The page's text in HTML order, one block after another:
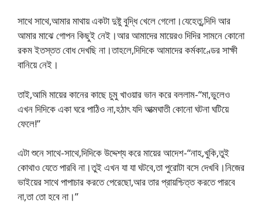
সাথে সাথে,আমার মাথায় একটা দুষ্টু বুদ্ধি খেলে গেলো।যেহেতু,দিদি আর
আমার মাঝে গোপন কিছুই নেই।আর আমাদের মায়েরও দিদির সামনে কোনো
রকম ইতস্তত বোধ দেখছি না।তাহলে,দিদিকে আমাদের কর্মকাণ্ডের সাক্ষী
বানিয়ে নেই।
তাই,আমি মায়ের কানের কাছে চুমু খাওয়ার ভান করে বললাম-“মা,ভুলেও
এখন দিদিকে একা ঘরে পাঠিও না,হঠাৎ যদি আত্মঘাতী কোনো ঘটনা ঘটিয়ে
ফেলে!”
এটা শুনে সাথে-সাথে,দিদিকে উদ্দেশ্য করে মায়ের আদেশ-“নাহ,খুকি,তুই
কোথাও যেতে পারবি না।তুই এখন যা যা ঘটবে,তা পুরোটা বসে দেখবি।নিজের
ভাইয়ের সাথে পাপাচার করতে পেরেছো,আর তার প্রায়শ্চিত্ত করতে পারবে
না,তা তো হবে না।”